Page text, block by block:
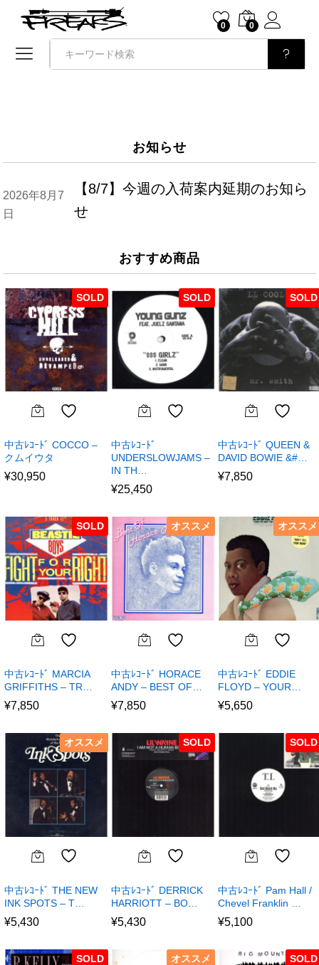
0 0
お知らせ
【8/7】今週の入荷案内延期のお知ら
せ
2026年8月7
日
おすすめ商品
SOLD
中古ﾚｺｰﾄﾞ COCCO –
クムイウタ
¥30,950
SOLD
中古ﾚｺｰﾄﾞ
UNDERSLOWJAMS –
IN TH…
¥25,450
SOLD
中古ﾚｺｰﾄﾞ QUEEN &
DAVID BOWIE &#…
¥7,850
SOLD
中古ﾚｺｰﾄﾞ MARCIA
GRIFFITHS – TR…
¥7,850
オススメ
中古ﾚｺｰﾄﾞ HORACE
ANDY – BEST OF…
¥7,850
オススメ
中古ﾚｺｰﾄﾞ EDDIE
FLOYD – YOUR…
¥5,650
オススメ
中古ﾚｺｰﾄﾞ THE NEW
INK SPOTS – T…
¥5,430
SOLD
中古ﾚｺｰﾄﾞ DERRICK
HARRIOTT – BO…
¥5,430
SOLD
中古ﾚｺｰﾄﾞ Pam Hall /
Chevel Franklin …
¥5,100
SOLD オススメ SOLD